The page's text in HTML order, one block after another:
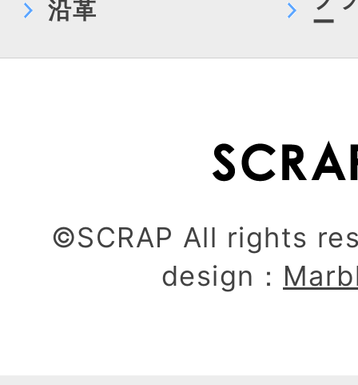
沿革
ー
©SCRAP All rights
design：